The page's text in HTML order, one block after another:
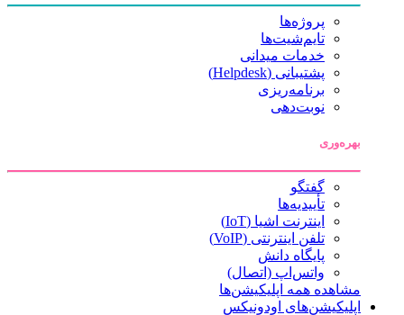
پروژه‌ها
تایم‌شیت‌ها
خدمات میدانی
پشتیبانی (Helpdesk)
برنامه‌ریزی
نوبت‌دهی
بهره‌وری
گفتگو
تأییدیه‌ها
اینترنت اشیا (IoT)
تلفن اینترنتی (VoIP)
پایگاه دانش
واتس‌اپ (اتصال)
مشاهده همه اپلیکیشن‌ها
اپلیکیشن‌های اودونیکس